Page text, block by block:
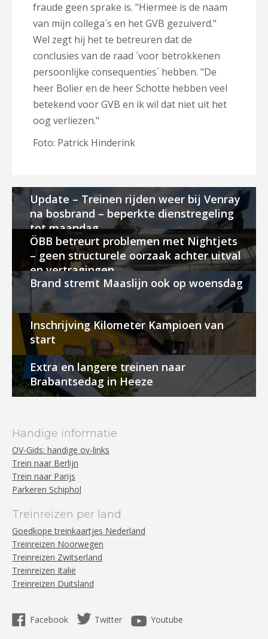
fraude geen sprake is. "Hiermee is de naam
van mijn collega´s en het GVB gezuiverd."
Wel zegt hij het te betreuren dat de
conclusies van de raad ´voor betrokkenen
persoonlijke consequenties´ hebben. "De
heer Bolier en de heer Schotte hebben veel
betekend voor GVB en ik wil dat niet uit het
oog verliezen."
Foto: Patrick Hinderink
Update – Treinen rijden weer bij Venray
na bosbrand – beperkte dienstregeling
tot maandag
ÖBB betreurt problemen met Nightjets
– geen structurele oorzaak achter uitval
en vertragingen
Brand stremt Maaslijn ook op woensdag
Inschrijving Kilometer Kampioen van
start
Extra en langere treinen naar
Brabantsedag in Heeze
Handige informatie
OV-Gids: handige ov-links
Trein naar Berlijn
Trein naar Parijs
Parkeren Schiphol
Treinreizen per land
Goedkope treinkaartjes Nederland
Treinreizen Noorwegen
Treinreizen Zwitserland
Treinreizen Italië
Treinreizen Duitsland
Facebook Twitter Youtube